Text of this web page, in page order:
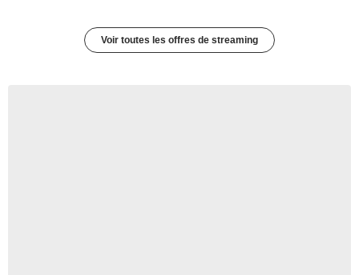
Voir toutes les offres de streaming